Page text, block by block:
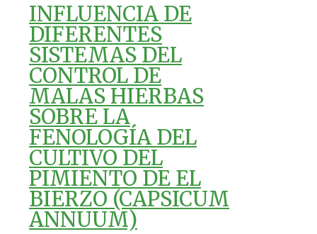
INFLUENCIA DE
DIFERENTES
SISTEMAS DEL
CONTROL DE
MALAS HIERBAS
SOBRE LA
FENOLOGÍA DEL
CULTIVO DEL
PIMIENTO DE EL
BIERZO (CAPSICUM
ANNUUM)